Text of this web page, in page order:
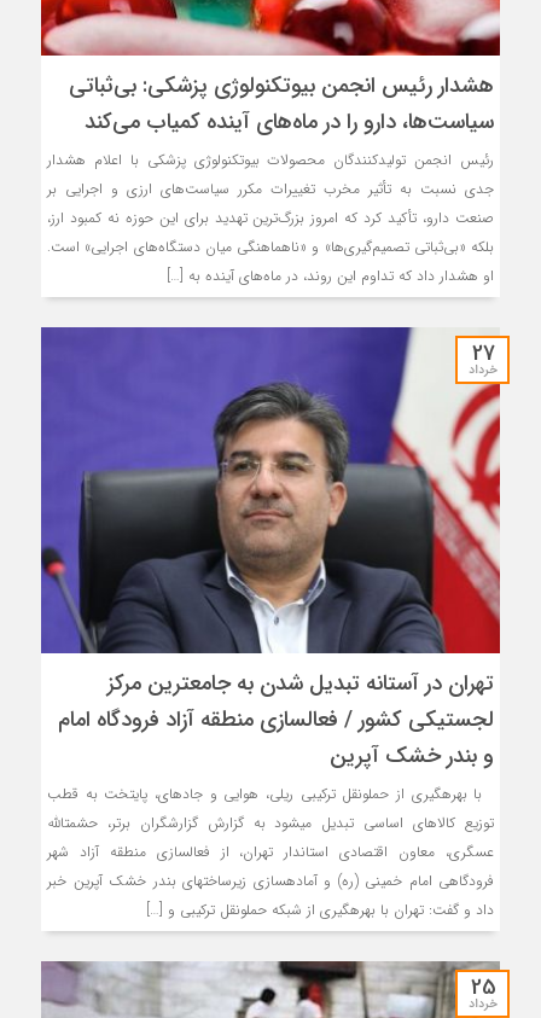
هشدار رئیس انجمن بیوتکنولوژی پزشکی: بی‌ثباتی
سیاست‌ها، دارو را در ماه‌های آینده کمیاب می‌کند
رئیس انجمن تولیدکنندگان محصولات بیوتکنولوژی پزشکی با اعلام هشدار
جدی نسبت به تأثیر مخرب تغییرات مکرر سیاست‌های ارزی و اجرایی بر
صنعت دارو، تأکید کرد که امروز بزرگ‌ترین تهدید برای این حوزه نه کمبود ارز،
بلکه «بی‌ثباتی تصمیم‌گیری‌ها» و «ناهماهنگی میان دستگاه‌های اجرایی» است.
او هشدار داد که تداوم این روند، در ماه‌های آینده به […]
27
خرداد
تهران در آستانه تبدیل شدن به جامعترین مرکز
لجستیکی کشور / فعالسازی منطقه آزاد فرودگاه امام
و بندر خشک آپرین
با بهرهگیری از حملونقل ترکیبی ریلی، هوایی و جادهای، پایتخت به قطب
توزیع کالاهای اساسی تبدیل میشود به گزارش گزارشگران برتر، حشمتالله
عسگری، معاون اقتصادی استاندار تهران، از فعالسازی منطقه آزاد شهر
فرودگاهی امام خمینی (ره) و آمادهسازی زیرساختهای بندر خشک آپرین خبر
داد و گفت: تهران با بهرهگیری از شبکه حملونقل ترکیبی و […]
25
خرداد